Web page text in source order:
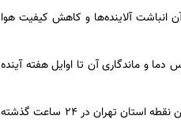
انباشت آلاینده‌ها و کاهش کیفیت هوا
و ماندگاری آن تا اوایل هفته آینده
بر اساس اعلام اداره کل هواشناسی استان تهران، فیروزکوه با کمینه دمای ۶- درجه سانتیگراد سردترین نقطه استان تهران در ۲۴ ساعت گذشته